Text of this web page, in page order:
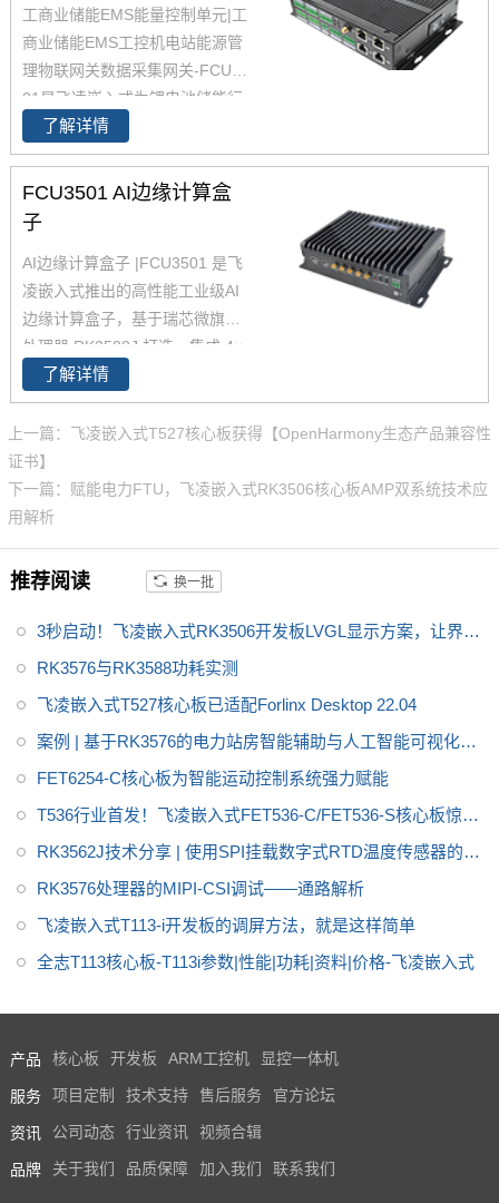
工商业储能EMS能量控制单元|工
商业储能EMS工控机电站能源管
理物联网关数据采集网关-FCU26
01是飞凌嵌入式为锂电池储能行
业设计的EMS能量控制单元产
品，设计兼具高性能，多接口，
低功耗，广泛满足各类储能系统
的本地能源管理应用需求。FCU
2601嵌入式控制单元综合考虑到
了储能行业不同场景的差异化需
求，在硬件，防护，认证，软件
等方面都做了充分的准备，以确
保产品的适用性、稳定性和可靠
性。适用工商业储能、电网侧储
能、源网侧储能
了解详情
FCU3501 AI边缘计算盒
子
AI边缘计算盒子 |FCU3501 是飞
凌嵌入式推出的高性能工业级AI
边缘计算盒子，基于瑞芯微旗舰
处理器 RK3588J 打造，集成 4×
Cortex-A76 + 4×Cortex-A55 八
核CPU 与 6 TOPS NPU，是一款
专为复杂场景设计的智能8K编解
视觉分析智能盒。
子支持16路1080P视频并发接入
与AI推理，广泛应用于智慧交
计算领域。
了解详情
上一篇：飞凌嵌入式T527核心板获得【OpenHarmony生态产品兼容性
证书】
下一篇：赋能电力FTU，飞凌嵌入式RK3506核心板AMP双系统技术应
用解析
推荐阅读 换一批
3秒启动！飞凌嵌入式RK3506开发板LVGL显示方案，让界面
炫起来
RK3576与RK3588功耗实测
飞凌嵌入式T527核心板已适配Forlinx Desktop 22.04
案例 | 基于RK3576的电力站房智能辅助与人工智能可视化网
关方案
FET6254-C核心板为智能运动控制系统强力赋能
T536行业首发！飞凌嵌入式FET536-C/FET536-S核心板惊艳
亮相
RK3562J技术分享 | 使用SPI挂载数字式RTD温度传感器的方
法
RK3576处理器的MIPI-CSI调试——通路解析
飞凌嵌入式T113-i开发板的调屏方法，就是这样简单
全志T113核心板-T113i参数|性能|功耗|资料|价格-飞凌嵌入式
产品 核心板 开发板 ARM工控机 显控一体机
服务 项目定制 技术支持 售后服务 官方论坛
资讯 公司动态 行业资讯 视频合辑
品牌 关于我们 品质保障 加入我们 联系我们